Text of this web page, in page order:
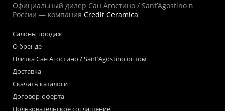
Официальный дилер Сан Агостино / Sant’Agostino в
России — компания Credit Ceramica
Салоны продаж
О бренде
Плитка Сан Агостино / Sant’Agostino оптом
Доставка
Скачать каталоги
Договор-оферта
Пользовательское соглашение